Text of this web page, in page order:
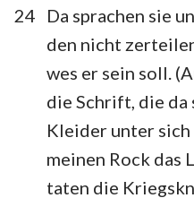
8
9 10
15
16 17
24
Da sprachen sie
den nicht
wes er sein soll.
die Schrift, die da
Kleider unter
meinen Rock das
taten die